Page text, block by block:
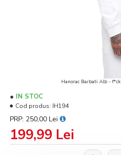
Hanorac Barbati Alb -
199,99 Lei
PRP: 250,00 Lei
IN STOC
Cod produs: IH194